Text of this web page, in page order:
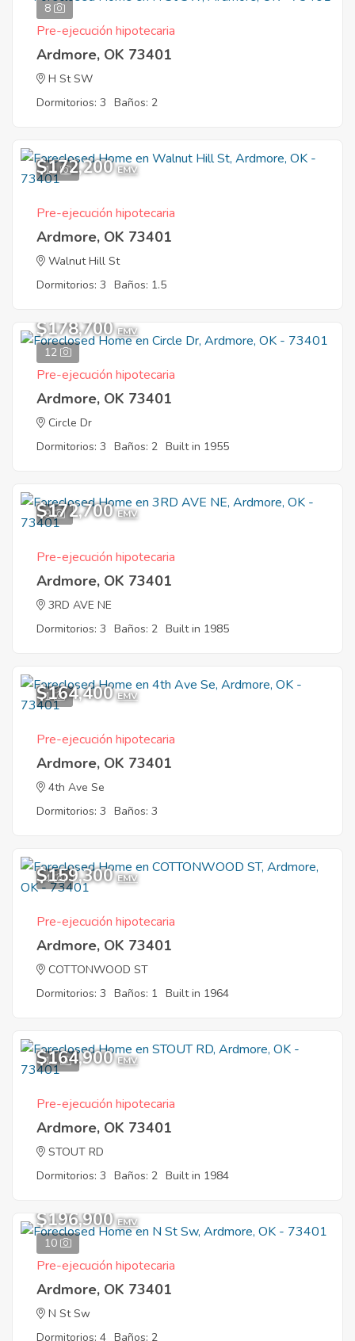
8
Pre-ejecución hipotecaria
Ardmore, OK 73401
H St SW
Dormitorios: 3 Baños: 2
11
$172,200 EMV
Pre-ejecución hipotecaria
Ardmore, OK 73401
Walnut Hill St
Dormitorios: 3 Baños: 1.5
12
$178,700 EMV
Pre-ejecución hipotecaria
Ardmore, OK 73401
Circle Dr
Dormitorios: 3 Baños: 2 Built in 1955
9
$172,700 EMV
Pre-ejecución hipotecaria
Ardmore, OK 73401
3RD AVE NE
Dormitorios: 3 Baños: 2 Built in 1985
1
$164,400 EMV
Pre-ejecución hipotecaria
Ardmore, OK 73401
4th Ave Se
Dormitorios: 3 Baños: 3
4
$159,300 EMV
Pre-ejecución hipotecaria
Ardmore, OK 73401
COTTONWOOD ST
Dormitorios: 3 Baños: 1 Built in 1964
11
$164,900 EMV
Pre-ejecución hipotecaria
Ardmore, OK 73401
STOUT RD
Dormitorios: 3 Baños: 2 Built in 1984
10
$196,900 EMV
Pre-ejecución hipotecaria
Ardmore, OK 73401
N St Sw
Dormitorios: 4 Baños: 2